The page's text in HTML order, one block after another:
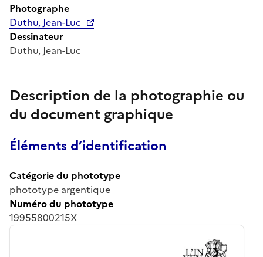
Photographe
Duthu, Jean-Luc
Dessinateur
Duthu, Jean-Luc
Description de la photographie ou
du document graphique
Éléments d’identification
Catégorie du phototype
phototype argentique
Numéro du phototype
19955800215X